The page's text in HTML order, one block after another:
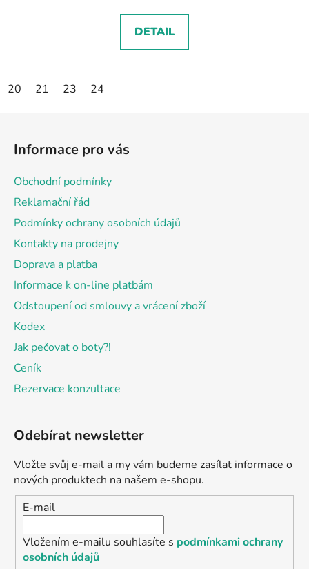
DETAIL
20 21 23 24
Informace pro vás
Obchodní podmínky
Reklamační řád
Podmínky ochrany osobních údajů
Kontakty na prodejny
Doprava a platba
Informace k on-line platbám
Odstoupení od smlouvy a vrácení zboží
Kodex
Jak pečovat o boty?!
Ceník
Rezervace konzultace
Odebírat newsletter
Vložte svůj e-mail a my vám budeme zasílat informace o
nových produktech na našem e-shopu.
E-mail
Vložením e-mailu souhlasíte s podmínkami ochrany
osobních údajů